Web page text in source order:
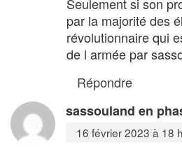
par la majorité des
révolutionnaire qui
de l armée par
Répondre
sassouland en
16 février 2023 à 18